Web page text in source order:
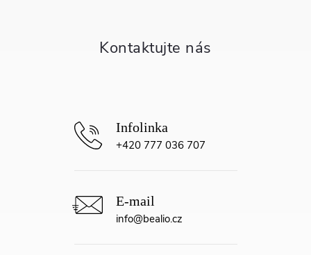
info@bealio.cz
+420 777 036 707